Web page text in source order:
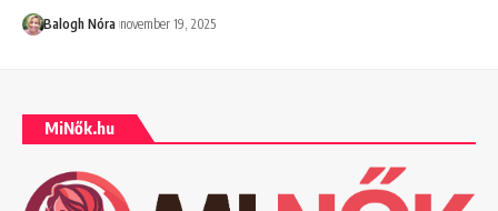
Balogh Nóra november 19, 2025
MiNők.hu